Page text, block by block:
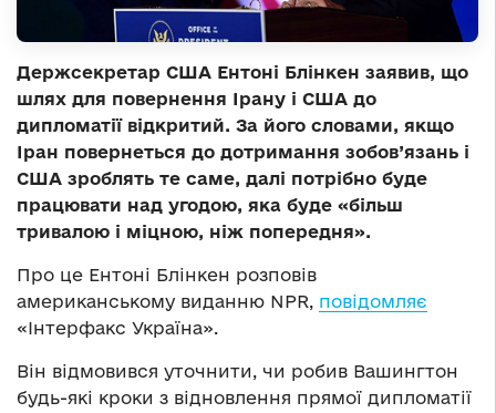
Держсекретар США Ентоні Блінкен заявив, що
шлях для повернення Ірану і США до
дипломатії відкритий. За його словами, якщо
Іран повернеться до дотримання зобов’язань і
США зроблять те саме, далі потрібно буде
працювати над угодою, яка буде «більш
тривалою і міцною, ніж попередня».
Про це Ентоні Блінкен розповів
американському виданню NPR, повідомляє
«Інтерфакс Україна».
Він відмовився уточнити, чи робив Вашингтон
будь-які кроки з відновлення прямої дипломатії